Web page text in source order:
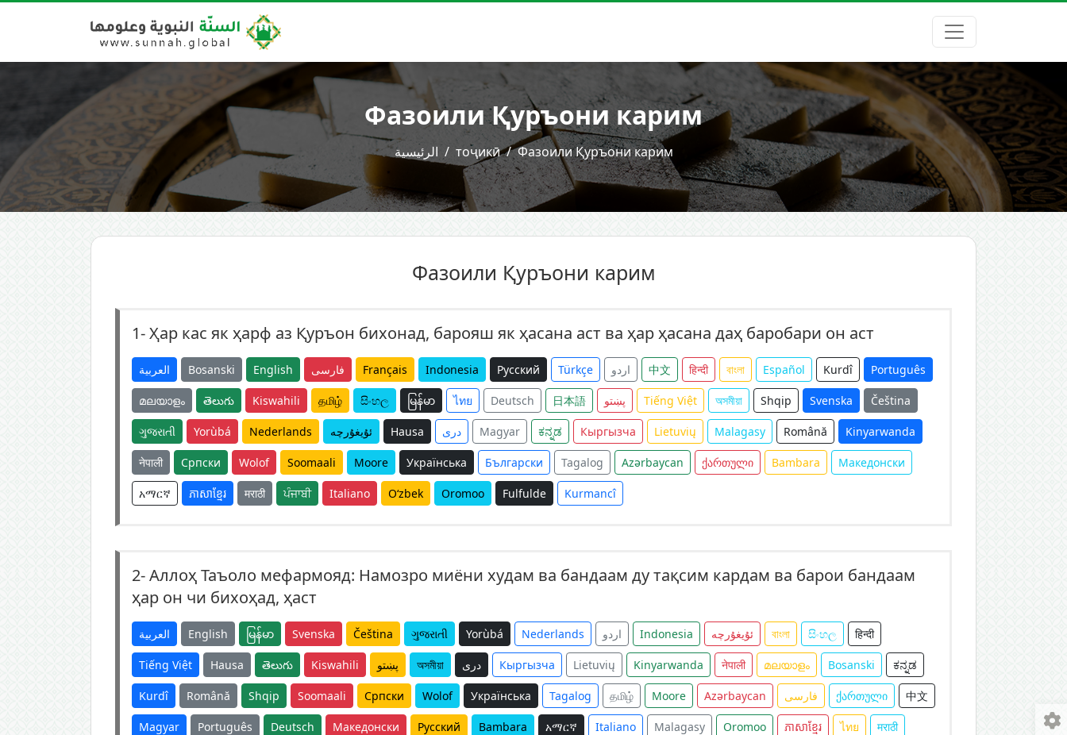
Фазоили Қуръони карим
الرئيسية тоҷикӣ Фазоили Қуръони карим
Фазоили Қуръони карим
1-Ҳар кас як ҳарф аз Қуръон бихонад, барояш як ҳасана аст ва ҳар ҳасана даҳ баробари он аст
العربية Bosanski English فارسی Français Indonesia Русский Türkçe اردو 中文 हिन्दी বাংলা Español Kurdî Português
മലയാളം తెలుగు Kiswahili தமிழ் සිංහල မြန်မာ ไทย Deutsch 日本語 پښتو Tiếng Việt অসমীয়া Shqip Svenska Čeština
ગુજરાતી Yorùbá Nederlands ئۇيغۇرچە Hausa دری Magyar ಕನ್ನಡ Кыргызча Lietuvių Malagasy Română Kinyarwanda
नेपाली Српски Wolof Soomaali Moore Українська Български Tagalog Azərbaycan ქართული Bambara Македонски
አማርኛ ភាសាខ្មែរ मराठी ਪੰਜਾਬੀ Italiano O‘zbek Oromoo Fulfulde Kurmancî
2-Аллоҳ Таъоло мефармояд: Намозро миёни худам ва бандаам ду тақсим кардам ва барои бандаам
ҳар он чи бихоҳад, ҳаст
العربية English မြန်မာ Svenska Čeština ગુજરાતી Yorùbá Nederlands اردو Indonesia ئۇيغۇرچە বাংলা සිංහල हिन्दी
Tiếng Việt Hausa తెలుగు Kiswahili پښتو অসমীয়া دری Кыргызча Lietuvių Kinyarwanda नेपाली മലയാളം Bosanski ಕನ್ನಡ
Kurdî Română Shqip Soomaali Српски Wolof Українська Tagalog தமிழ் Moore Azərbaycan فارسی ქართული 中文
Magyar Português Deutsch Македонски Русский Bambara አማርኛ Italiano Malagasy Oromoo ភាសាខ្មែរ ไทย मराठी